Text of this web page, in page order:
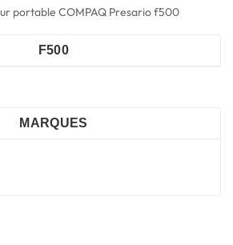
portable COMPAQ Presario f500
F500
MARQUES